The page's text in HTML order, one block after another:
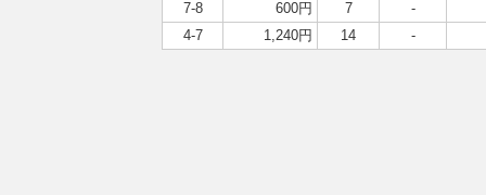
7-8
600円 7
-
4-7
1,240円 14 -